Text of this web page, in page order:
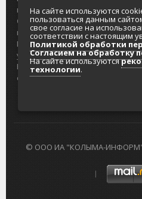
портале
Отзывы и
предложения
Интернет-
услуги
Разработка
сайтов
Колымы
Политика в
Согласие
данных
© ООО ИА "КОЛЫМА-ИНФОРМ"
На сайте используются
пользоваться данным
свое согласие на
соответствии с настоящим
Политикой обработки
Согласием на обработку
На сайте используются
технологии.